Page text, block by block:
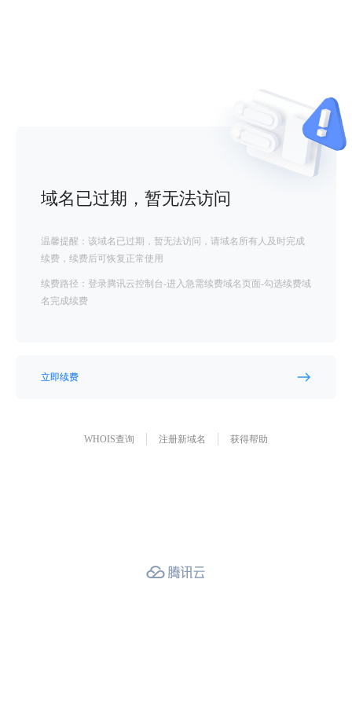
域名已过期，暂无法访问
温馨提醒：该域名已过期，暂无法访问，请域名所有人及时完成
续费，续费后可恢复正常使用
续费路径：登录腾讯云控制台-进入急需续费域名页面-勾选续费域
名完成续费
立即续费
WHOIS查询 注册新域名 获得帮助